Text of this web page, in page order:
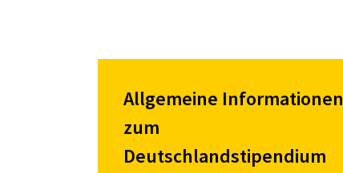
Allgemeine Informationen
zum
Deutschlandstipendium